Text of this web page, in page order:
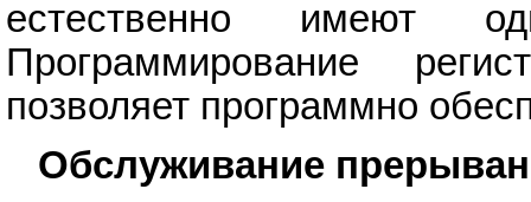
естественно имеют
Программирование
позволяет программно
Обслуживание